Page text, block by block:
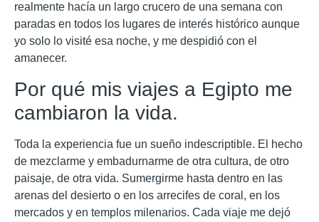
realmente hacía un largo crucero de una semana con
paradas en todos los lugares de interés histórico aunque
yo solo lo visité esa noche, y me despidió con el
amanecer.
Por qué mis viajes a Egipto me
cambiaron la vida.
Toda la experiencia fue un sueño indescriptible. El hecho
de mezclarme y embadurnarme de otra cultura, de otro
paisaje, de otra vida. Sumergirme hasta dentro en las
arenas del desierto o en los arrecifes de coral, en los
mercados y en templos milenarios. Cada viaje me dejó